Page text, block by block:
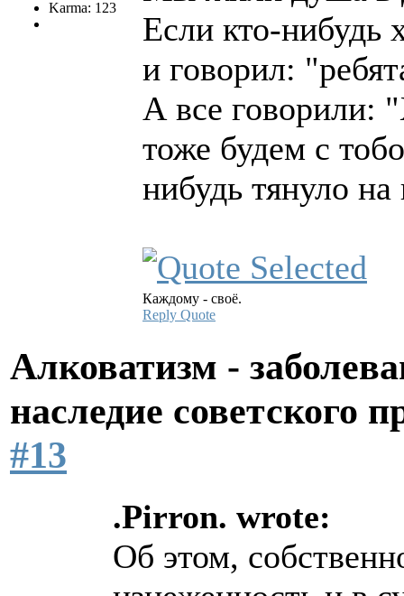
Karma: 123
Если кто-нибудь
и говорил:
А все
тоже будем с
нибудь тянуло
Каждому - своё.
Reply Quote
Алковатизм -
наследие советского
#13
.Pirron. wrote:
Об этом,